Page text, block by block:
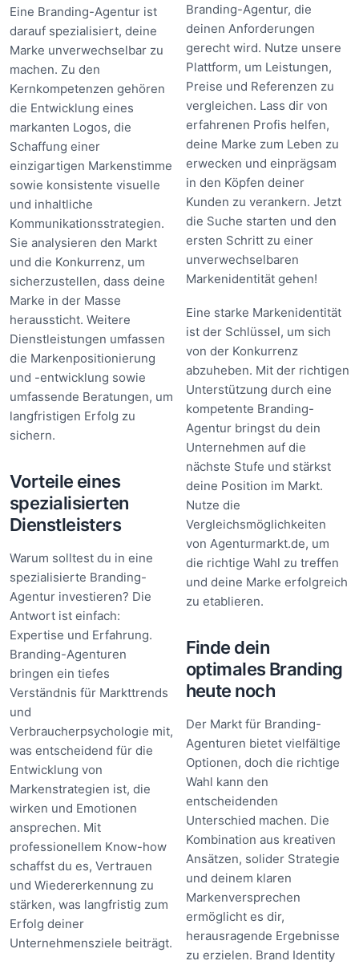
Eine Branding-Agentur ist
darauf spezialisiert, deine
Marke unverwechselbar zu
machen. Zu den
Kernkompetenzen gehören
die Entwicklung eines
markanten Logos, die
Schaffung einer
einzigartigen Markenstimme
sowie konsistente visuelle
und inhaltliche
Kommunikationsstrategien.
Sie analysieren den Markt
und die Konkurrenz, um
sicherzustellen, dass deine
Marke in der Masse
heraussticht. Weitere
Dienstleistungen umfassen
die Markenpositionierung
und -entwicklung sowie
umfassende Beratungen, um
langfristigen Erfolg zu
sichern.
Vorteile eines
spezialisierten
Dienstleisters
Warum solltest du in eine
spezialisierte Branding-
Agentur investieren? Die
Antwort ist einfach:
Expertise und Erfahrung.
Branding-Agenturen
bringen ein tiefes
Verständnis für Markttrends
und
Verbraucherpsychologie mit,
was entscheidend für die
Entwicklung von
Markenstrategien ist, die
wirken und Emotionen
ansprechen. Mit
professionellem Know-how
schaffst du es, Vertrauen
und Wiedererkennung zu
stärken, was langfristig zum
Erfolg deiner
Unternehmensziele beiträgt.
Branding-Agentur, die
deinen Anforderungen
gerecht wird. Nutze unsere
Plattform, um Leistungen,
Preise und Referenzen zu
vergleichen. Lass dir von
erfahrenen Profis helfen,
deine Marke zum Leben zu
erwecken und einprägsam
in den Köpfen deiner
Kunden zu verankern. Jetzt
die Suche starten und den
ersten Schritt zu einer
unverwechselbaren
Markenidentität gehen!
Eine starke Markenidentität
ist der Schlüssel, um sich
von der Konkurrenz
abzuheben. Mit der richtigen
Unterstützung durch eine
kompetente Branding-
Agentur bringst du dein
Unternehmen auf die
nächste Stufe und stärkst
deine Position im Markt.
Nutze die
Vergleichsmöglichkeiten
von Agenturmarkt.de, um
die richtige Wahl zu treffen
und deine Marke erfolgreich
zu etablieren.
Finde dein
optimales Branding
heute noch
Der Markt für Branding-
Agenturen bietet vielfältige
Optionen, doch die richtige
Wahl kann den
entscheidenden
Unterschied machen. Die
Kombination aus kreativen
Ansätzen, solider Strategie
und deinem klaren
Markenversprechen
ermöglicht es dir,
herausragende Ergebnisse
zu erzielen. Brand Identity